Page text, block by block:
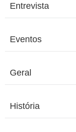
Entrevista
Eventos
Geral
História